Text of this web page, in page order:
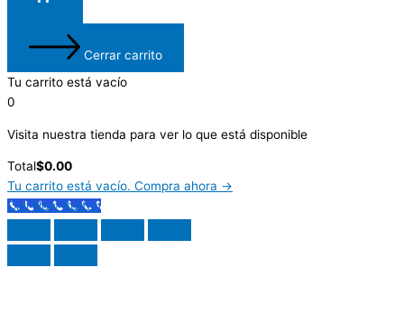
o
k
e
p
p
r
a
m
Cerrar carrito
Tu carrito está vacío
0
Visita nuestra tienda para ver lo que está disponible
Total$0.00
Tu carrito está vacío. Compra ahora →
Call Now Button